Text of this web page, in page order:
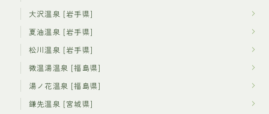
大沢温泉 [岩手県]
夏油温泉 [岩手県]
松川温泉 [岩手県]
微温湯温泉 [福島県]
湯ノ花温泉 [福島県]
鎌先温泉 [宮城県]